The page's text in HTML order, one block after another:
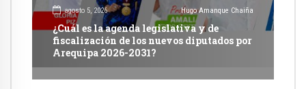
agosto 5, 2026 Hugo Amanque Chaiña
¿Cuál es la agenda legislativa y de
fiscalización de los nuevos diputados por
Arequipa 2026-2031?